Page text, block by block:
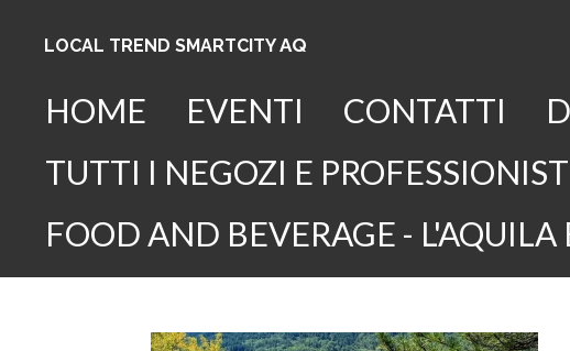
principale
LOCAL TREND SMARTCITYAQ
HOME EVENTI CONTATTI
TUTTI I NEGOZI E
FOOD AND BEVERAGE - L'AQUILA